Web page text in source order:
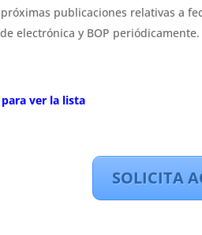
publicaciones relativas a
electrónica y BOP periódicamente.
ver la lista
SOLICITA